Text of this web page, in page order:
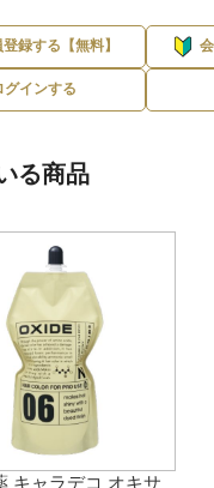
録する【無料】
グインする
る商品
キャラデコ オキサ